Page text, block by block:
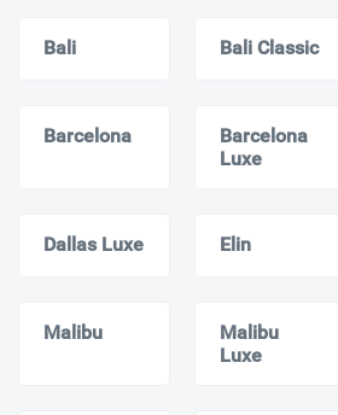
Bali Bali Classic
Barcelona
Barcelona
Luxe
Dallas Luxe Elin
Malibu
Malibu
Luxe